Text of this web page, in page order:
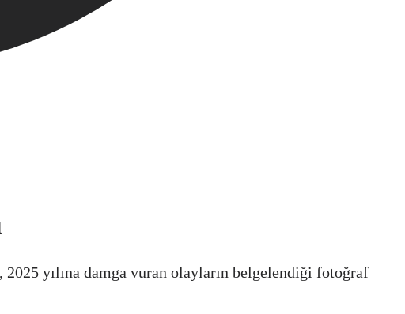
yılına damga vuran olayların belgelendiği fotoğraf